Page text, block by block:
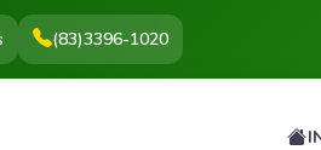
(83)3396-1020